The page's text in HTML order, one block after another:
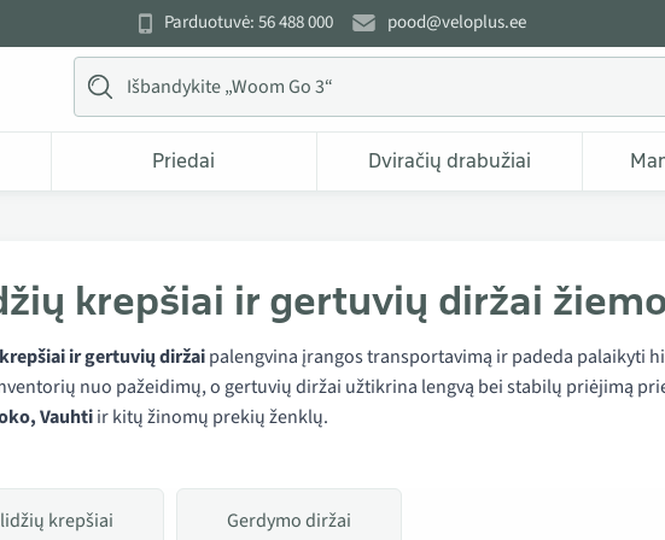
Parduotuvė: 56 488 000 pood@veloplus.ee
Priedai Dviračių drabužiai
krepšiai ir gertuvių diržai
ir gertuvių diržaipalengvina įrangos transportavimą ir padeda palaikyti
nuo pažeidimų, o gertuvių diržai užtikrina lengvą bei stabilų priėjimą
Vauhtiir kitų žinomų prekių ženklų.
krepšiai Gerdymo diržai